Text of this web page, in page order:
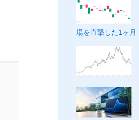
場を直撃した1ヶ月